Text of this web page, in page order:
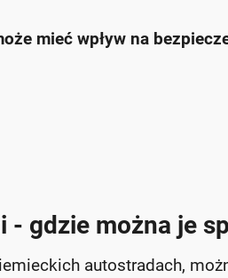
mieć wpływ na
gdzie można je
autostradach,